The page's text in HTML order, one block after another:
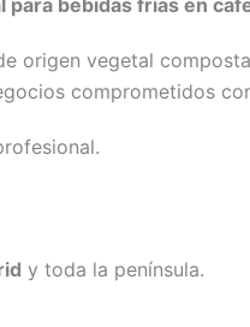
origen vegetal
comprometidos
y toda la península.